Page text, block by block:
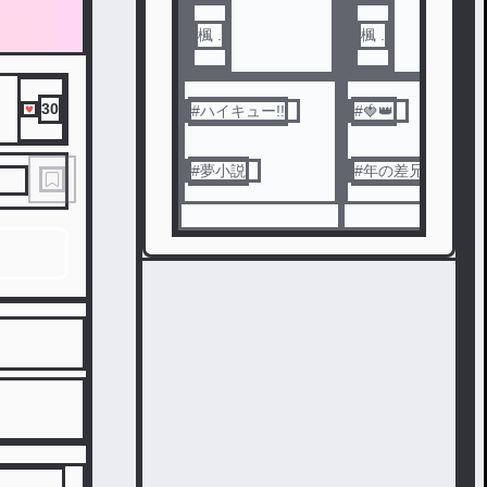
30
楓 .
#ハイキュー!!
#夢小説
楓 .
#🍓👑
#年の差兄弟